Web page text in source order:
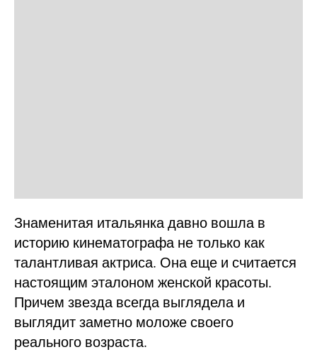
Знаменитая итальянка давно вошла в
историю кинематографа не только как
талантливая актриса. Она еще и считается
настоящим эталоном женской красоты.
Причем звезда всегда выглядела и
выглядит заметно моложе своего
реального возраста.